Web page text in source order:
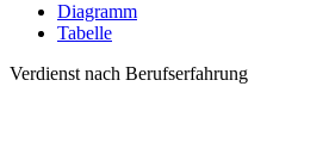
Diagramm
Tabelle
Verdienst nach Berufserfahrung